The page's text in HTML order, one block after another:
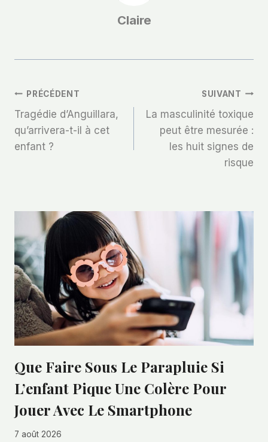
Claire
Navigation
De
L’article
PRÉCÉDENT
Tragédie d’Anguillara,
qu’arrivera-t-il à cet
enfant ?
SUIVANT
La masculinité toxique
peut être mesurée :
les huit signes de
risque
Que Faire Sous Le Parapluie Si
L’enfant Pique Une Colère Pour
Jouer Avec Le Smartphone
7 août 2026